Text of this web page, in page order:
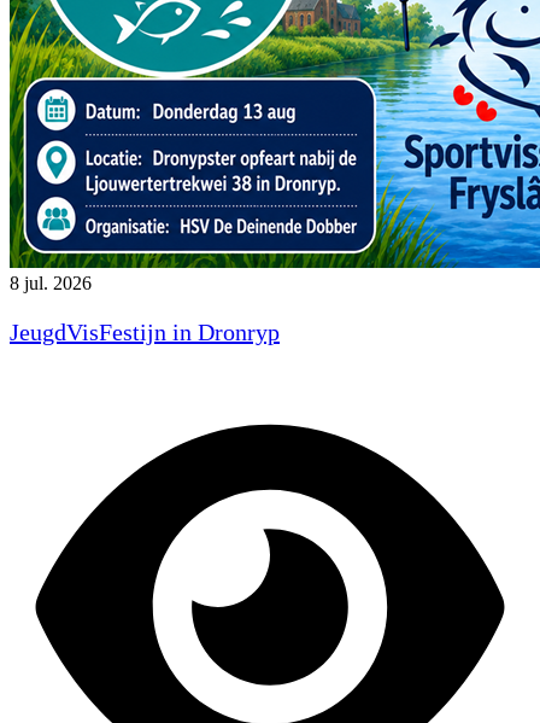
8 jul. 2026
JeugdVisFestijn in Dronryp